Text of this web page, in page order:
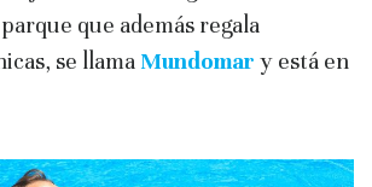
que además regala
se llama Mundomar y está en